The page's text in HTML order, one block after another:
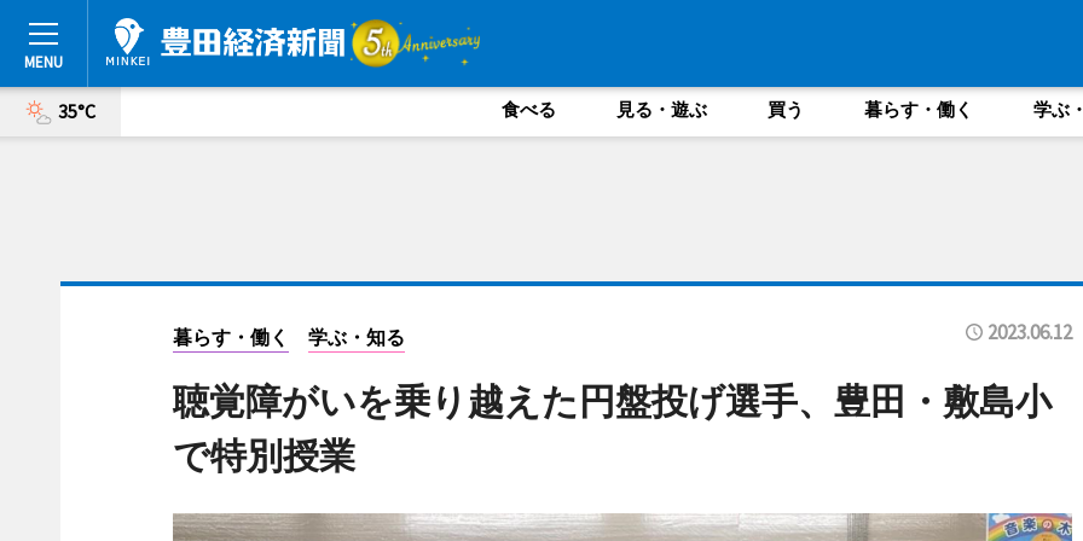
35°C 食べる 見る・遊ぶ 買う 暮らす・働く 学ぶ
暮らす・働く 学ぶ・知る 2023.06.12
聴覚障がいを乗り越えた円盤投げ選手、豊田・敷島小
で特別授業